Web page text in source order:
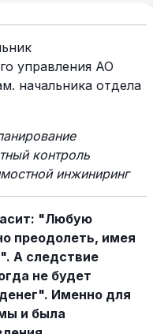
управления АО
начальника отдела
контроль
инжиниринг
"Любую
преодолеть, имея
А следствие
не будет
Именно для
и была